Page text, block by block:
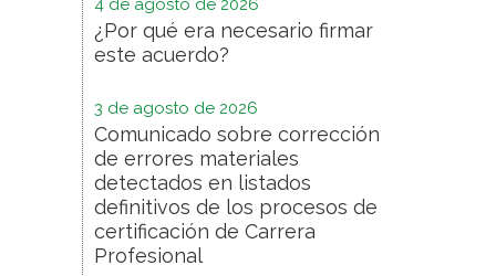
4 de agosto de 2026
¿Por qué era necesario firmar
este acuerdo?
3 de agosto de 2026
Comunicado sobre corrección
de errores materiales
detectados en listados
definitivos de los procesos de
certificación de Carrera
Profesional